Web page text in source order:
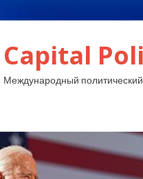
Capital
Международный